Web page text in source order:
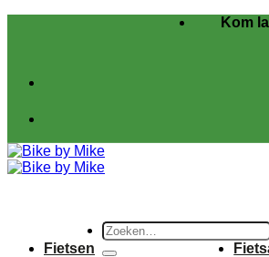
Kom
Zoeken
naar:
Fietsen